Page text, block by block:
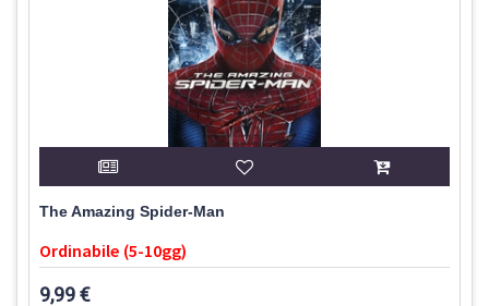
The Amazing Spider-Man
Ordinabile (5-10gg)
9,99 €